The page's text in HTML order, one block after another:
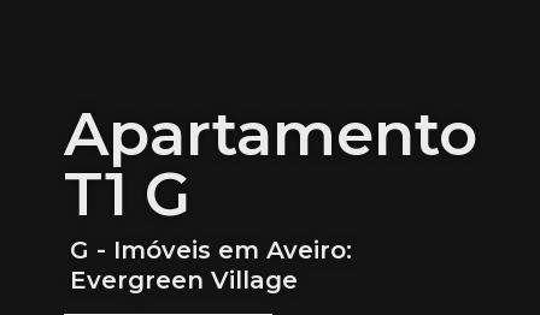
Apartamento
T1 G
G - Imóveis em Aveiro:
Evergreen Village